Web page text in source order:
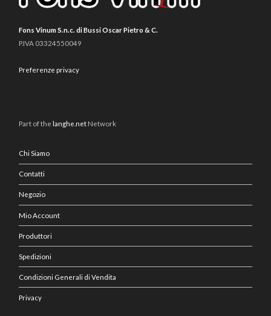
Fons Vinum S.n.c. di Bussi Oscar Pietro & C.
P.IVA 03324550049
Preferenze privacy
Part of thelanghe.net Network
Chi Siamo
Contatti
Negozio
Mio Account
Produttori
Spedizioni
Condizioni Generali di Vendita
Privacy